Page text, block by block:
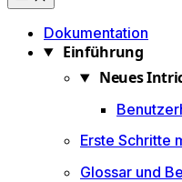
Dokumentation
Einführung
Neues
Erste Schritte
Glossar und